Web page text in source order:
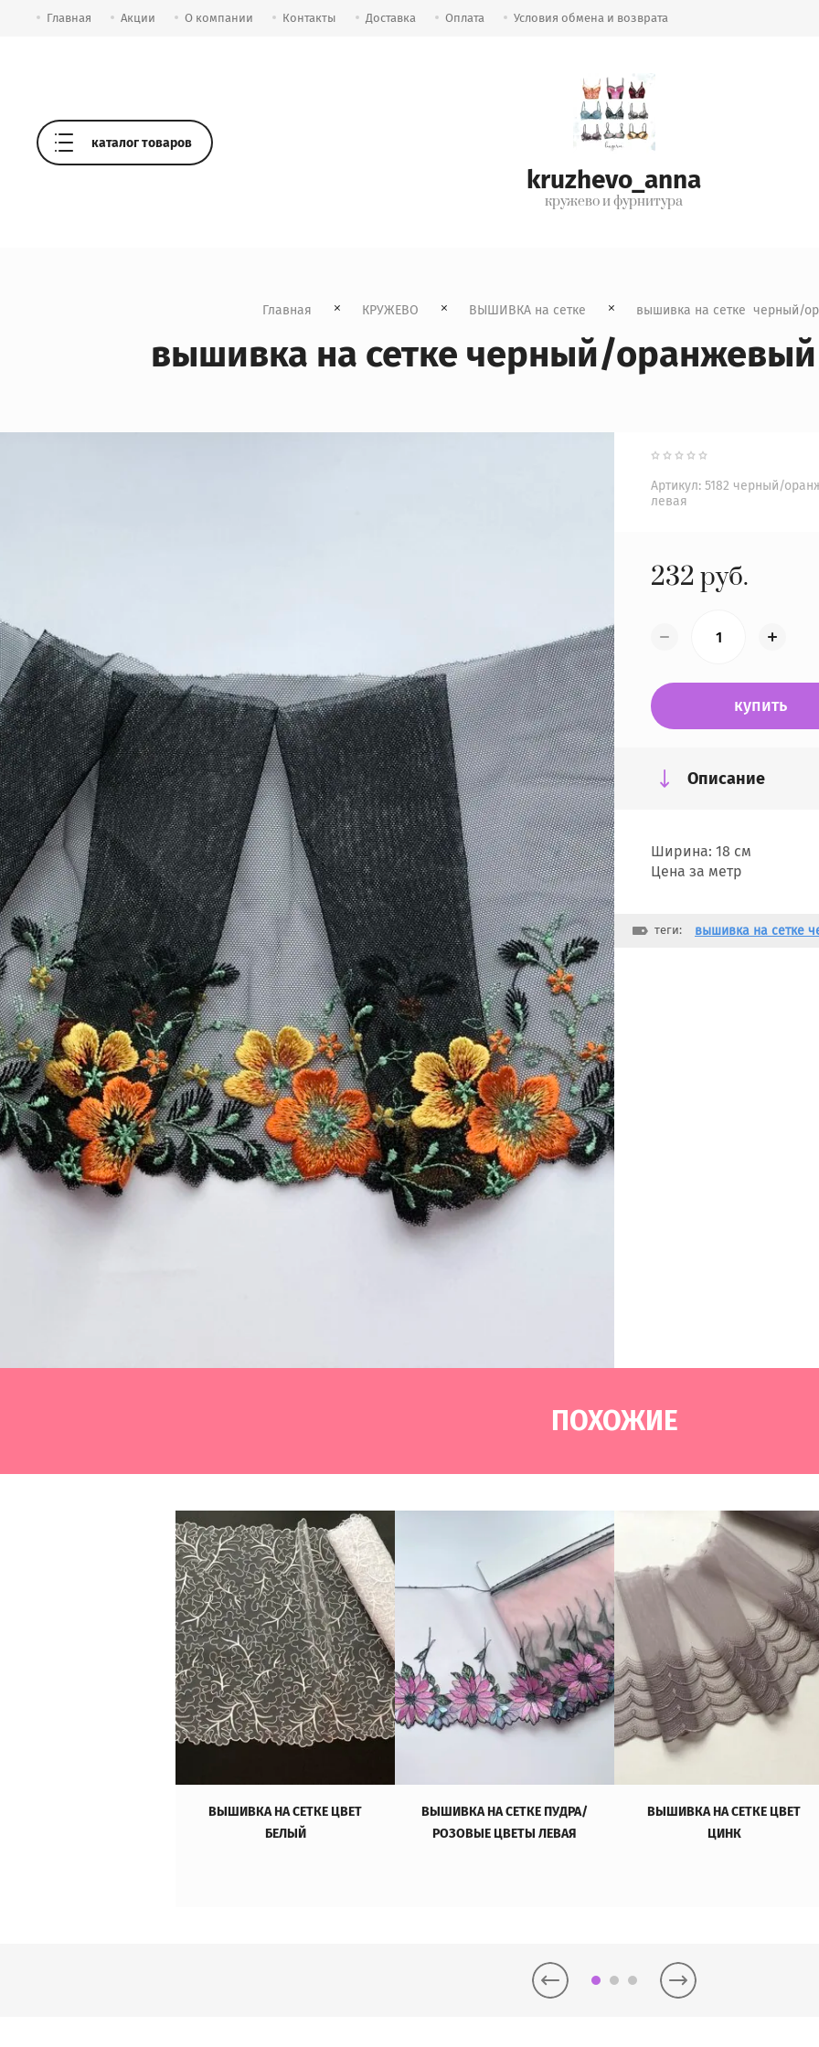
Главная Акции О компании Контакты Доставка Оплата Условия обмена и возврата
каталог товаров
kruzhevo_anna
кружево и фурнитура
Главная КРУЖЕВО ВЫШИВКА на сетке
вышивка на сетке
вышивка на сетке черный/
Артикул: 5182 черный/
левая
232 руб.
купить
Описание
Ширина: 18 см
Цена за метр
теги: вышивка на сетке
ПОХОЖИЕ
ВЫШИВКА НА СЕТКЕ ЦВЕТ
БЕЛЫЙ
ВЫШИВКА НА СЕТКЕ ПУДРА/
РОЗОВЫЕ ЦВЕТЫ ЛЕВАЯ
ВЫШИВКА НА СЕТКЕ ЦВЕТ
ЦИНК